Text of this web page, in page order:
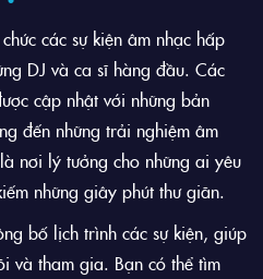
các sự kiện âm nhạc hấp
DJ và ca sĩ hàng đầu. Các
cập nhật với những bản
đến những trải nghiệm âm
nơi lý tưởng cho những ai yêu
những giây phút thư giãn.
bố lịch trình các sự kiện, giúp
và tham gia. Bạn có thể tìm